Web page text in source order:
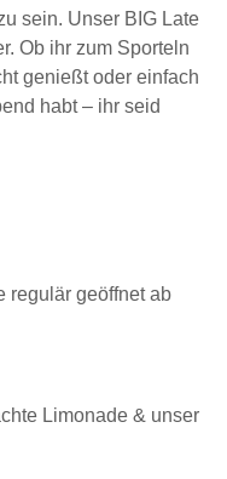
sein. Unser BIG Late
Ob ihr zum Sporteln
genießt oder einfach
habt – ihr seid
regulär geöffnet ab
Limonade & unser